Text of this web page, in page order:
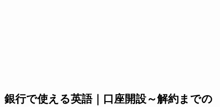
銀行で使える英語｜口座開設～解約までの